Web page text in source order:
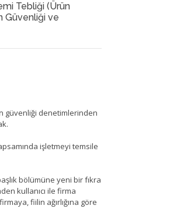
Tebliği (Ürün
Güvenliği ve
güvenliği denetimlerinden
işletmeyi temsile
bölümüne yeni bir fıkra
kullanıcı ile firma
fiilin ağırlığına göre